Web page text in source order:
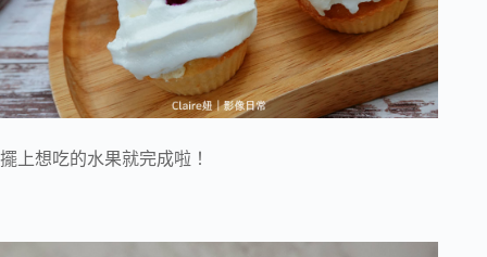
擺上想吃的水果就完成啦！